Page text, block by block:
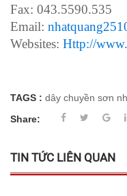
Fax: 043.5590.535
Email:
Websites: Http://
TAGS : dây chuyền sơn
Share:
TIN TỨC LIÊN QUAN